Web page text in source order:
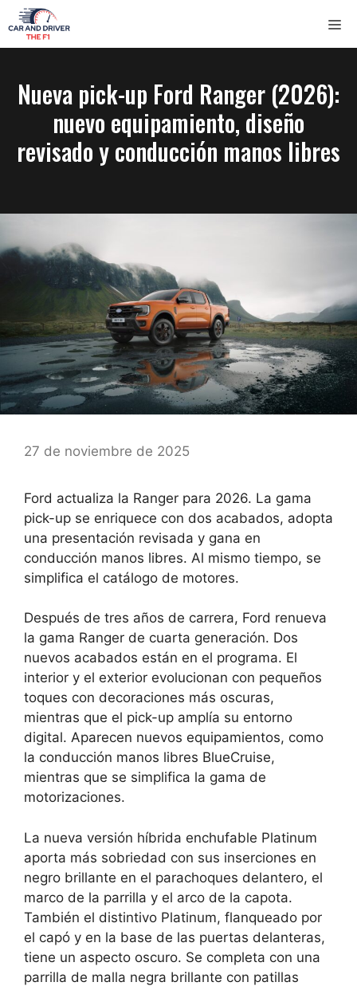
Saltar
al
contenido
Nueva pick-up Ford Ranger (2026):
nuevo equipamiento, diseño
revisado y conducción manos libres
27 de noviembre de 2025
Ford actualiza la Ranger para 2026. La gama
pick-up se enriquece con dos acabados, adopta
una presentación revisada y gana en
conducción manos libres. Al mismo tiempo, se
simplifica el catálogo de motores.
Después de tres años de carrera, Ford renueva
la gama Ranger de cuarta generación. Dos
nuevos acabados están en el programa. El
interior y el exterior evolucionan con pequeños
toques con decoraciones más oscuras,
mientras que el pick-up amplía su entorno
digital. Aparecen nuevos equipamientos, como
la conducción manos libres BlueCruise,
mientras que se simplifica la gama de
motorizaciones.
La nueva versión híbrida enchufable Platinum
aporta más sobriedad con sus inserciones en
negro brillante en el parachoques delantero, el
marco de la parrilla y el arco de la capota.
También el distintivo Platinum, flanqueado por
el capó y en la base de las puertas delanteras,
tiene un aspecto oscuro. Se completa con una
parrilla de malla negra brillante con patillas